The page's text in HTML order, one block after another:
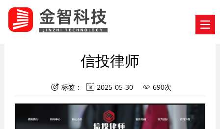
信投律师
 标签：  2025-05-30  690次